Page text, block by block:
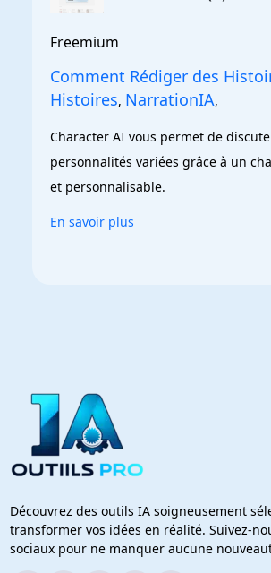
Freemium
Comment Rédiger des
Histoires, NarrationIA,
Character AI vous permet de
personnalités variées grâce à un
et personnalisable.
En savoir plus
Découvrez des outils IA soigneusement
transformer vos idées en réalité. Suivez-
sociaux pour ne manquer aucune